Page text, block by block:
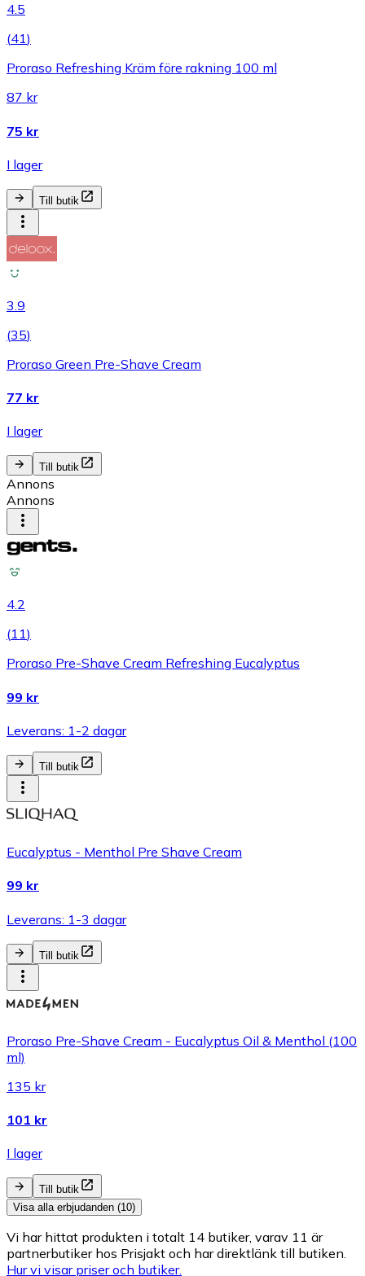
4.5
(41)
Proraso Refreshing Kräm före rakning 100 ml
87 kr
75 kr
I lager
Till butik
3.9
(35)
Proraso Green Pre-Shave Cream
77 kr
I lager
Till butik
Annons
Annons
4.2
(11)
Proraso Pre-Shave Cream Refreshing Eucalyptus
99 kr
Leverans: 1-2 dagar
Till butik
Eucalyptus - Menthol Pre Shave Cream
99 kr
Leverans: 1-3 dagar
Till butik
Proraso Pre-Shave Cream - Eucalyptus Oil & Menthol (100
ml)
135 kr
101 kr
I lager
Till butik
Visa alla erbjudanden (10)
Vi har hittat produkten i totalt 14 butiker, varav 11 är
partnerbutiker hos Prisjakt och har direktlänk till butiken.
Hur vi visar priser och butiker.